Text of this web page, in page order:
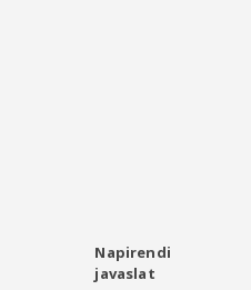
Napirendi
javaslat